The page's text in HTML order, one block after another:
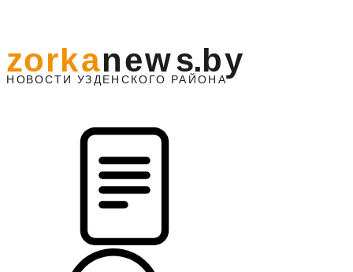
НО ВОСТИ УЗДЕНС КО ГО РАЙОНА
zorkanews.by